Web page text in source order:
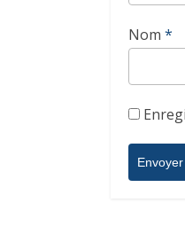
Nom *